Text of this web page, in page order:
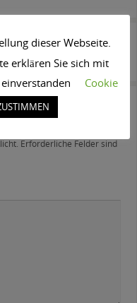
bildschoen
hochsteckfrisuren
Erforderliche Felder sind
dieser Webseite.
erklären Sie sich mit
Cookie